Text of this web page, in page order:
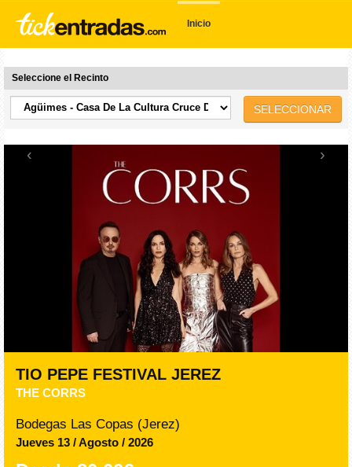
Inicio
Seleccione el Recinto
SELECCIONAR
‹ ›
TIO PEPE FESTIVAL JEREZ
THE CORRS
Bodegas Las Copas (Jerez)
Jueves 13 / Agosto / 2026